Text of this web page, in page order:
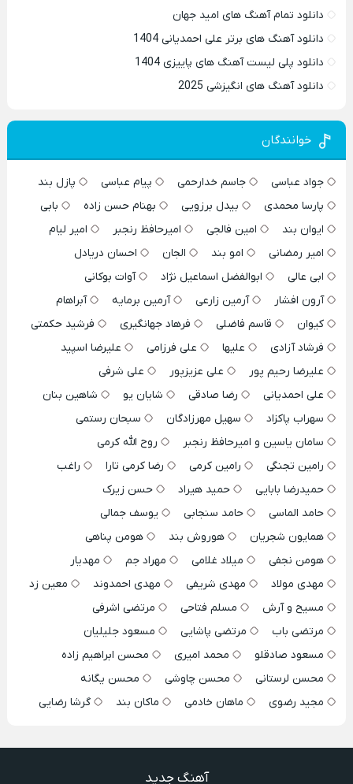
دانلود تمام آهنگ های امید جهان
دانلود آهنگ های برتر علی احمدیانی 1404
دانلود پلی لیست آهنگ های پاییزی 1404
دانلود آهنگ های انگیزشی 2025
خوانندگان
جواد عباسی جاسم خدارحمی پیام عباسی
پازل بند
پارسا محمدی
بیدل برزویی بهنام حسن زاده
بابی
ایوان بند
امین فالجی امیرحافظ رنجبر
امیر لیام
امیر رمضانی
امو بند الجان
احسان دریادل
ابی عالی
ابوالفضل اسماعیل نژاد
آوات بوکانی
آرون افشار
آرمین زارعی آرمین برمایه
آبراهام
کیوان
قاسم فاضلی فرهاد جهانگیری
فرشید حکمتی
فرشاد آزادی
علیها علی فرزامی
علیرضا اسپید
علیرضا رحیم پور
علی عزیزپور
علی شرفی
علی احمدیانی
رضا صادقی شایان یو
شاهین بنان
سهراب پاکزاد
سهیل مهرزادگان
سبحان رستمی
سامان یاسین و امیرحافظ رنجبر
روح الله کرمی
رامین تجنگی
رامین کرمی رضا کرمی تارا
راغب
حمیدرضا بابایی
حمید هیراد
حسن زیرک
حامد الماسی
حامد سنجابی
یوسف جمالی
همایون شجریان
هوروش بند
هومن پناهی
هومن نجفی
میلاد غلامی مهراد جم
مهدیار
مهدی مولاد
مهدی شریفی مهدی احمدوند
معین زد
مسیح و آرش
مسلم فتاحی
مرتضی اشرفی
مرتضی باب
مرتضی پاشایی
مسعود جلیلیان
مسعود صادقلو
محمد امیری
محسن ابراهیم زاده
محسن لرستانی
محسن چاوشی
محسن یگانه
مجید رضوی
ماهان خادمی ماکان بند گرشا رضایی
آهنگ جدید